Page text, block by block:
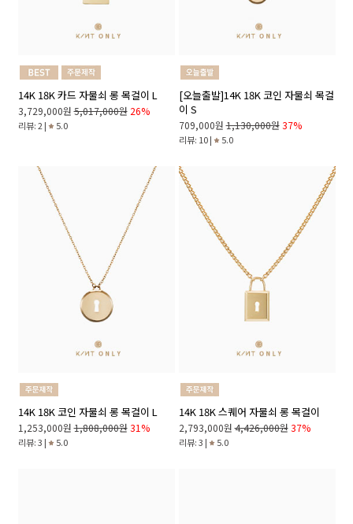
14K 18K 카드 자물쇠 롱 목걸이 L
3,729,000원 5,017,000원 26%
리뷰: 2 | 5.0
[오늘출발]14K 18K 코인 자물쇠 목걸
이 S
709,000원 1,130,000원 37%
리뷰: 10 | 5.0
14K 18K 코인 자물쇠 롱 목걸이 L
1,253,000원 1,808,000원 31%
리뷰: 3 | 5.0
14K 18K 스퀘어 자물쇠 롱 목걸이
2,793,000원 4,426,000원 37%
리뷰: 3 | 5.0